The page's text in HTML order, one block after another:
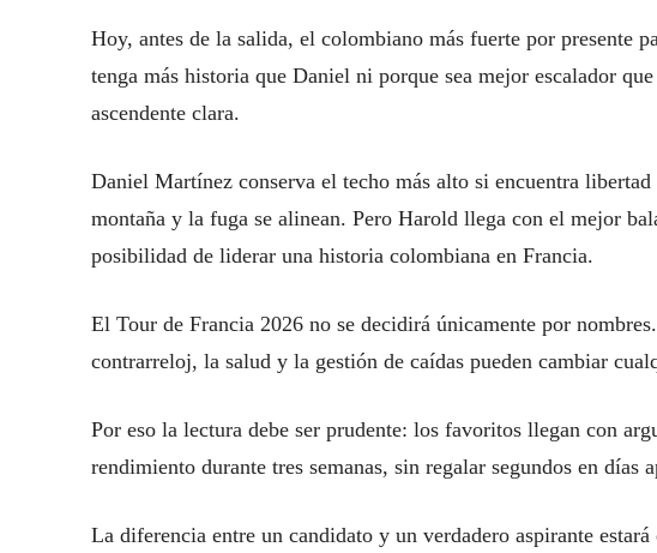
Hoy, antes de la salida, el colombiano más fuerte por presente
tenga más historia que Daniel ni porque sea mejor escalador
ascendente clara.
Daniel Martínez conserva el techo más alto si encuentra
montaña y la fuga se alinean. Pero Harold llega con el mejor
posibilidad de liderar una historia colombiana en Francia.
El Tour de Francia 2026 no se decidirá únicamente por
contrarreloj, la salud y la gestión de caídas pueden cambiar
Por eso la lectura debe ser prudente: los favoritos llegan con
rendimiento durante tres semanas, sin regalar segundos en días
La diferencia entre un candidato y un verdadero aspirante